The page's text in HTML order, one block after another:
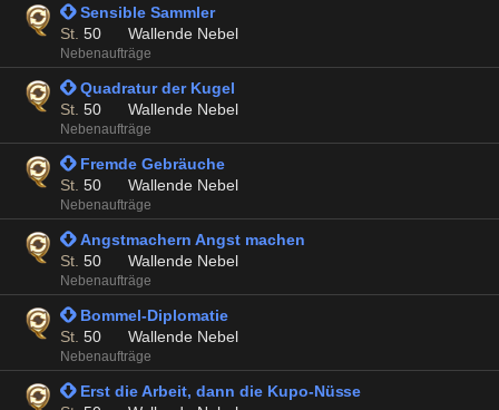
 Sensible Sammler
St. 50 Wallende Nebel
Nebenaufträge
 Quadratur der Kugel
St. 50 Wallende Nebel
Nebenaufträge
 Fremde Gebräuche
St. 50 Wallende Nebel
Nebenaufträge
 Angstmachern Angst machen
St. 50 Wallende Nebel
Nebenaufträge
 Bommel-Diplomatie
St. 50 Wallende Nebel
Nebenaufträge
 Erst die Arbeit, dann die Kupo-Nüsse